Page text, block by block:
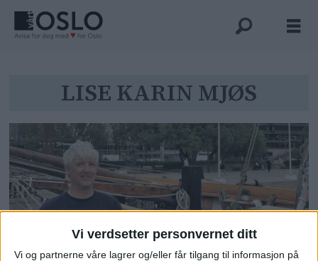
Vi verdsetter personvernet ditt
Vi og partnerne våre lagrer og/eller får tilgang til informasjon på
lise
karin
mjøs
LISE KARIN MJØS